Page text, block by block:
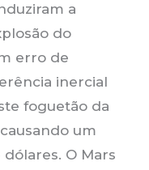
a
do
erro de
inercial
foguetão da
um
O Mars